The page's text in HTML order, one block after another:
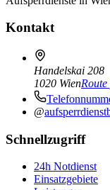
Kontakt
Handelskai 208
1020 Wien
@
Schnellzugriff
24h Notdienst
Einsatzgebiete